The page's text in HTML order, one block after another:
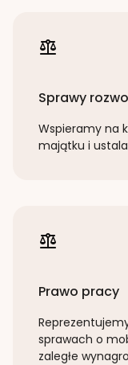
Sprawy
Wspieramy na
majątku i
Prawo pracy
sprawach o
zaległe